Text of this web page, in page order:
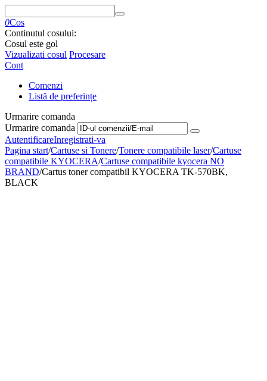
0Cos
Continutul cosului:
Cosul este gol
Vizualizati cosul Procesare
Cont
Comenzi
Listă de preferințe
Urmarire comanda
Urmarire comanda
AutentificareInregistrati-va
Pagina start/Cartuse si Tonere/Tonere compatibile laser/Cartuse
compatibile KYOCERA/Cartuse compatibile kyocera NO
BRAND/Cartus toner compatibil KYOCERA TK-570BK,
BLACK